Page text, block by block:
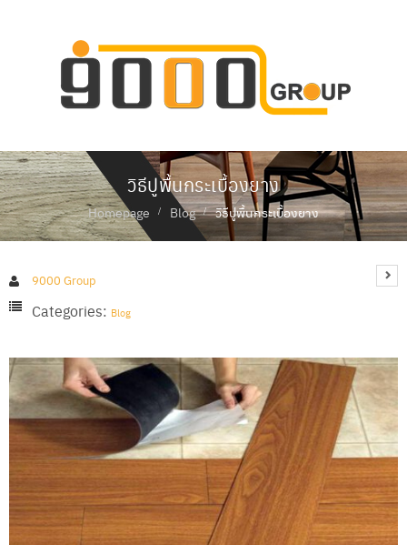
ก
เ
กี่
ย
ว
บ
ร
สิ
ค้
า
ข
ง
ร
า
วิธีปูพื้นกระเบื้องยาง
Homepage Blog วิธีปูพื้นกระเบื้องยาง
9000 Group
Categories: Blog